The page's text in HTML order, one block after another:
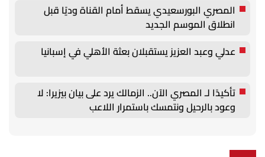
المصري البورسعيدي يسقط أمام القناة وديًا قبل
انطلاق الموسم الجديد
عدلي وعبد العزيز يستقبلان بعثة الأهلي في إسبانيا
تأكيدًا لـ المصري الآن.. الزمالك يرد على بيان بيزيرا: لا
وعود بالرحيل ونتمسك باستمرار اللاعب